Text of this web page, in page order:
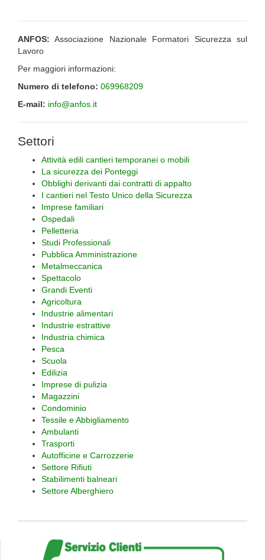
ANFOS: Associazione Nazionale Formatori Sicurezza sul
Lavoro
Per maggiori informazioni:
Numero di telefono: 069968209
E-mail: info@anfos.it
Settori
Attività edili cantieri temporanei o mobili
La sicurezza dei Ponteggi
Obblighi derivanti dai contratti di appalto
I cantieri nel Testo Unico della Sicurezza
Imprese familiari
Ospedali
Pelletteria
Studi Professionali
Pubblica Amministrazione
Metalmeccanica
Spettacolo
Grandi Eventi
Agricoltura
Industrie alimentari
Industrie estrattive
Industria chimica
Pesca
Scuola
Edilizia
Imprese di pulizia
Magazzini
Condominio
Tessile e Abbigliamento
Ambulanti
Trasporti
Autofficine e Carrozzerie
Settore Rifiuti
Stabilimenti balneari
Settore Alberghiero